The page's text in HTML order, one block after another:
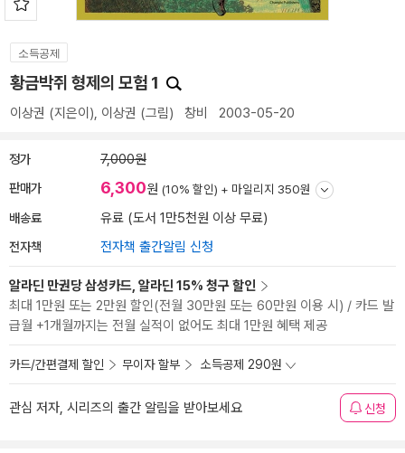
소득공제
황금박쥐 형제의 모험 1
이상권 (지은이), 이상권 (그림) 창비 2003-05-20
정가 7,000원
판매가 6,300원 (10% 할인) + 마일리지 350원
배송료 유료 (도서 1만5천원 이상 무료)
전자책 전자책 출간알림 신청
알라딘 만권당 삼성카드, 알라딘 15% 청구 할인
최대 1만원 또는 2만원 할인(전월 30만원 또는 60만원 이용 시) / 카드 발
급월 +1개월까지는 전월 실적이 없어도 최대 1만원 혜택 제공
카드/간편결제 할인 무이자 할부 소득공제 290원
관심 저자, 시리즈의 출간 알림을 받아보세요 신청